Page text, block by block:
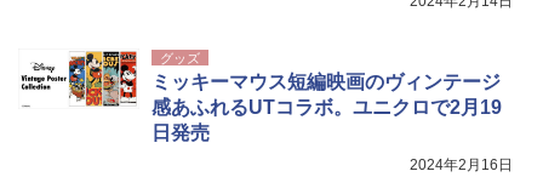
グッズ
ミッキーマウス短編映画のヴィンテージ
感あふれるUTコラボ。ユニクロで2月19
日発売
2024年2月16日